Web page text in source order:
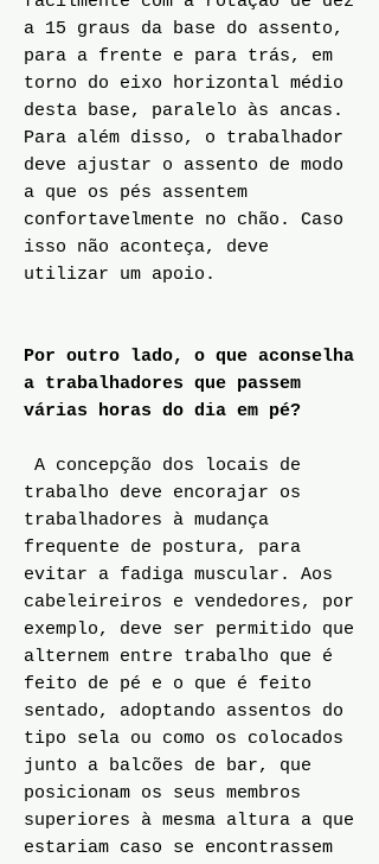
a 15 graus da base do assento,
para a frente e para trás, em
torno do eixo horizontal médio
desta base, paralelo às ancas.
Para além disso, o trabalhador
deve ajustar o assento de modo
a que os pés assentem
confortavelmente no chão. Caso
isso não aconteça, deve
utilizar um apoio.
Por outro lado, o que aconselha
a trabalhadores que passem
várias horas do dia em pé?
A concepção dos locais de
trabalho deve encorajar os
trabalhadores à mudança
frequente de postura, para
evitar a fadiga muscular. Aos
cabeleireiros e vendedores, por
exemplo, deve ser permitido que
alternem entre trabalho que é
feito de pé e o que é feito
sentado, adoptando assentos do
tipo sela ou como os colocados
junto a balcões de bar, que
posicionam os seus membros
superiores à mesma altura a que
estariam caso se encontrassem